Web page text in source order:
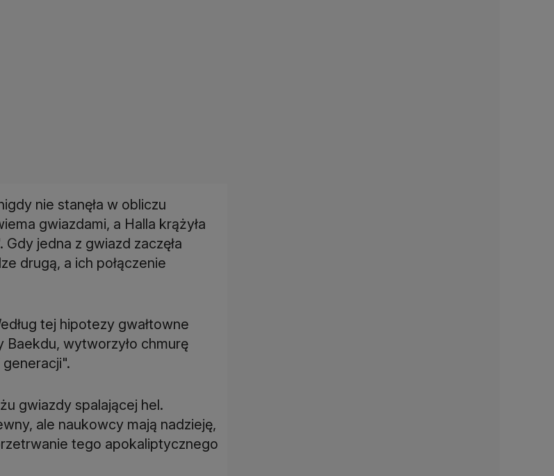
nie stanęła w obliczu
gwiazdami, a Halla krążyła
jedna z gwiazd zaczęła
drugą, a ich połączenie
tej hipotezy gwałtowne
wytworzyło chmurę
gwiazdy spalającej hel.
ale naukowcy mają nadzieję,
tego apokaliptycznego